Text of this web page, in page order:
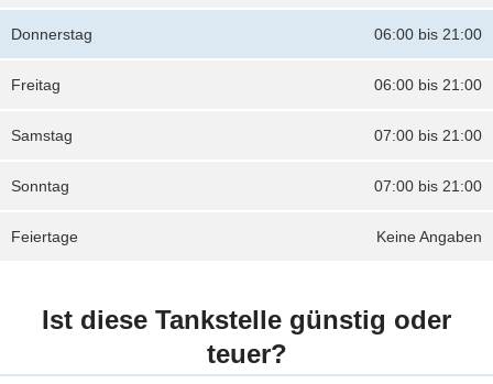
06:00 bis 21:00
Donnerstag
06:00 bis 21:00
Freitag
07:00 bis 21:00
Samstag
07:00 bis 21:00
Sonntag
Keine Angaben
Feiertage
Ist diese Tankstelle günstig oder
teuer?